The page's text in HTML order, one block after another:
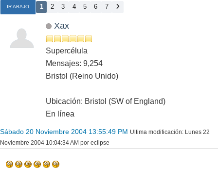
IR ABAJO 1 2 3 4 5 6 7
Xax
Supercélula
Mensajes: 9,254
Bristol (Reino Unido)
Ubicación: Bristol (SW of England)
En línea
Sábado 20 Noviembre 2004 13:55:49 PM Ultima modificación: Lunes 22
Noviembre 2004 10:04:34 AM por eclipse